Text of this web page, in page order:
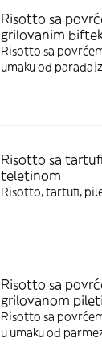
Risotto sa
grilovanim
Risotto sa
umaku od
Risotto sa
teletinom
Risotto, tartufi,
Risotto sa
grilovanom
Risotto sa
u umaku od